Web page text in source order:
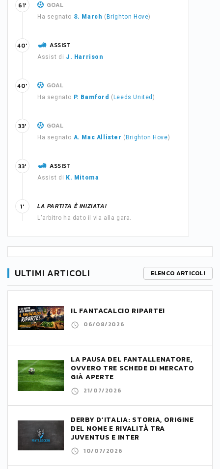
GOAL
Ha segnato S. March ( Brighton Hove)
61'
ASSIST
Assist di J. Harrison
40'
GOAL
Ha segnato P. Bamford ( Leeds United)
40'
GOAL
Ha segnato A. Mac Allister ( Brighton Hove)
33'
ASSIST
Assist di K. Mitoma
33'
LA PARTITA È INIZIATA!
L'arbitro ha dato il via alla gara.
1'
ULTIMI ARTICOLI ELENCO ARTICOLI
IL FANTACALCIO RIPARTE!
06/08/2026
LA PAUSA DEL FANTALLENATORE,
OVVERO TRE SCHEDE DI MERCATO
GIÀ APERTE
21/07/2026
DERBY D’ITALIA: STORIA, ORIGINE
DEL NOME E RIVALITÀ TRA
JUVENTUS E INTER
10/07/2026